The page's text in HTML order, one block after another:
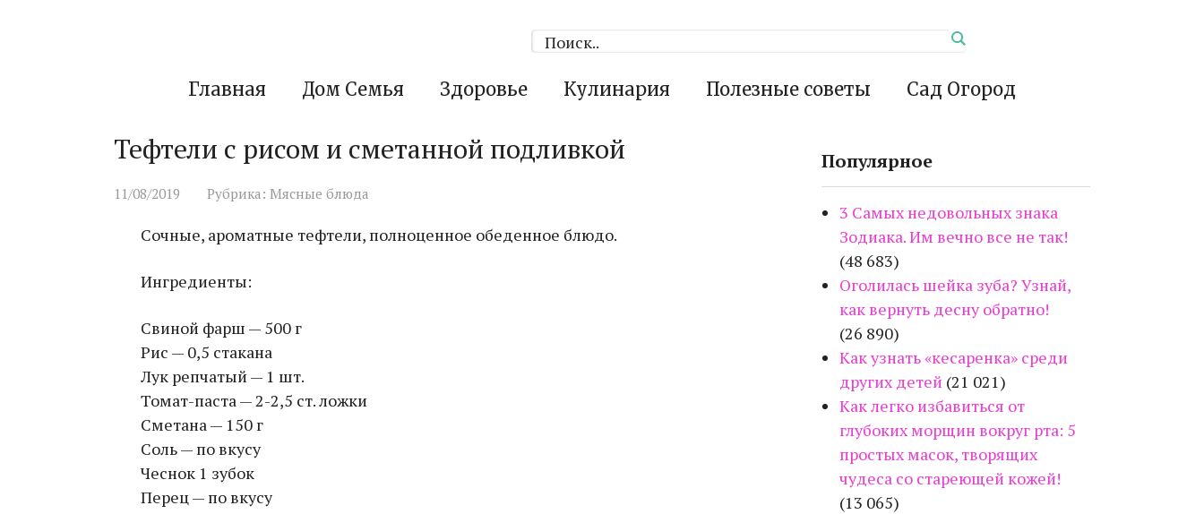
Главная Дом Семья Здоровье Кулинария Полезные советы Сад Огород
Тефтели с рисом и сметанной подливкой
11/08/2019 Рубрика: Мясные блюда
Сочные, ароматные тефтели, полноценное обеденное блюдо.
Ингредиенты:
Свиной фарш — 500 г
Рис — 0,5 стакана
Лук репчатый — 1 шт.
Томат-паста — 2-2,5 ст. ложки
Сметана — 150 г
Соль — по вкусу
Чеснок 1 зубок
Перец — по вкусу
Популярное
3 Самых недовольных знака
Зодиака. Им вечно все не так!
(48 683)
Оголилась шейка зуба? Узнай,
как вернуть десну обратно!
(26 890)
Как узнать «кесаренка» среди
других детей (21 021)
Как легко избавиться от
глубоких морщин вокруг рта: 5
простых масок, творящих
чудеса со стареющей кожей!
(13 065)